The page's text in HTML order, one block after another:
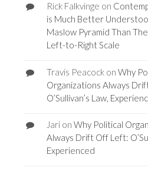
Rick Falkvinge on
is Much Better
Maslow Pyramid Than
Left-to-Right Scale
Travis Peacockon Why
Organizations Always
O’Sullivan’s Law,
Jarion Why Political
Always Drift Off Left:
Experienced